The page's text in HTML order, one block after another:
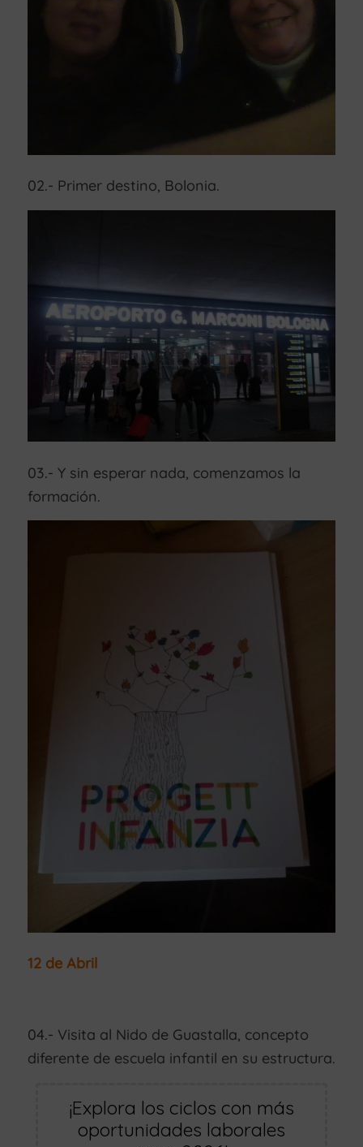
02.- Primer destino, Bolonia.
03.- Y sin esperar nada, comenzamos la
formación.
12 de Abril
04.- Visita al Nido de Guastalla, concepto
diferente de escuela infantil en su estructura.
¡Explora los ciclos con más
oportunidades laborales